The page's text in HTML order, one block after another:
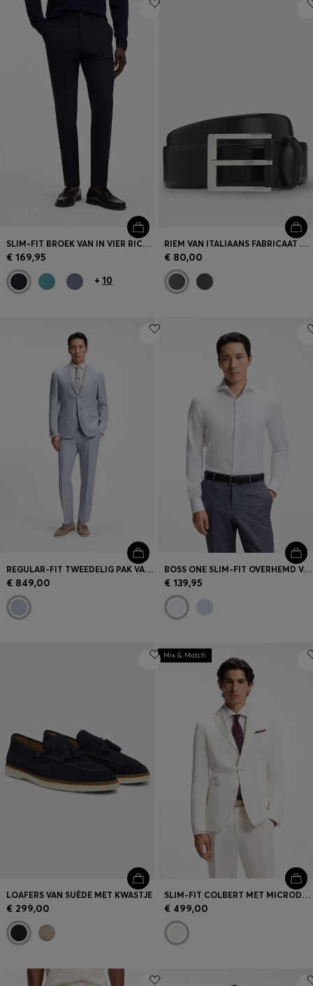
SLIM-FIT BROEK VAN IN VIER RICHTINGEN REKBAAR STRETCHMATERIAAL
€ 169,95
+ 10
RIEM VAN ITALIAANS FABRICAAT MET LOGOGESP
€ 80,00
REGULAR-FIT TWEEDELIG PAK VAN GERUITE STOF
€ 849,00
BOSS ONE SLIM-FIT OVERHEMD VAN KREUKBESTENDIGE OXFORDKATOEN
€ 139,95
LOAFERS VAN SUÈDE MET KWASTJE
€ 299,00
Mix & Match
SLIM-FIT COLBERT MET MICRODESSIN
€ 499,00